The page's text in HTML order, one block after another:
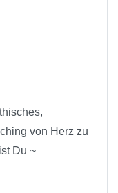
von Herz zu
Du ~